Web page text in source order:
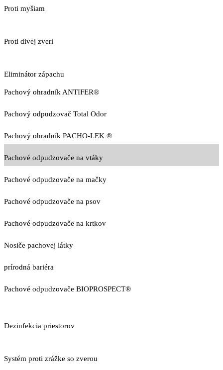
Proti myšiam
Proti divej zveri
Eliminátor zápachu
Pachový ohradník ANTIFER®
Pachový odpudzovač Total Odor
Pachový ohradník PACHO-LEK ®
Pachové odpudzovače na vtáky
Pachové odpudzovače na mačky
Pachové odpudzovače na psov
Pachové odpudzovače na krtkov
Nosiče pachovej látky
prírodná bariéra
Pachové odpudzovače BIOPROSPECT®
Dezinfekcia priestorov
Systém proti zrážke so zverou